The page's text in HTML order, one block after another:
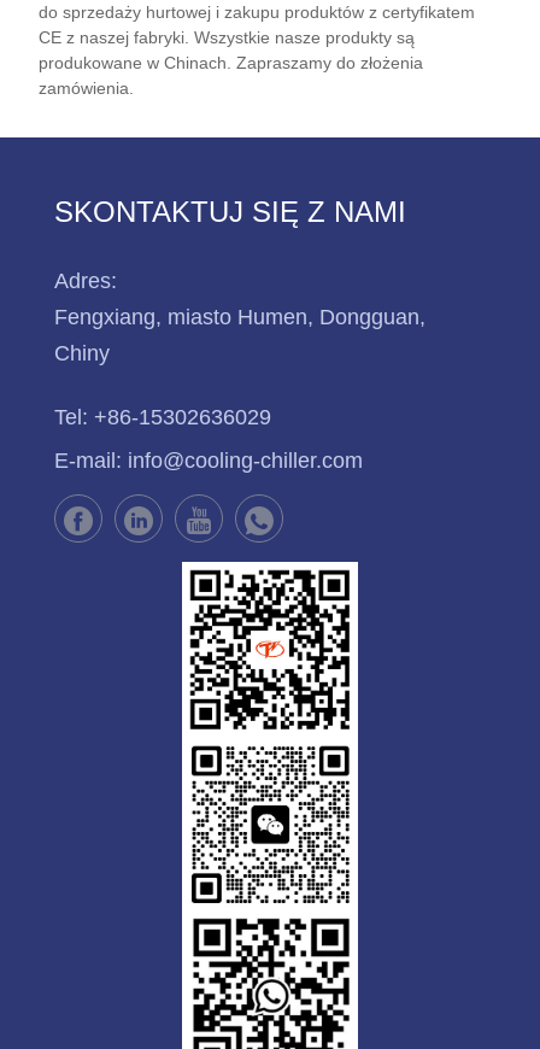
doczekać, aż staniemy się Twoim długoterminowym
dostawcą chłodzonych powietrzem agregatów
śrubowych z glikolem w Chinach.
do sprzedaży hurtowej i zakupu produktów z certyfikatem
CE z naszej fabryki. Wszystkie nasze produkty są
produkowane w Chinach. Zapraszamy do złożenia
zamówienia.
SKONTAKTUJ SIĘ Z NAMI
Adres:
Fengxiang, miasto Humen, Dongguan,
Chiny
Tel: +86-15302636029
E-mail: info@cooling-chiller.com